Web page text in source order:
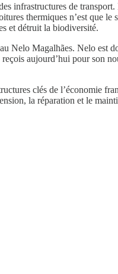
infrastructures de
thermiques n’est que
et détruit la biodiversité.
Nelo Magalhães. Nelo est
aujourd’hui pour son
clés de l’économie
la réparation et le